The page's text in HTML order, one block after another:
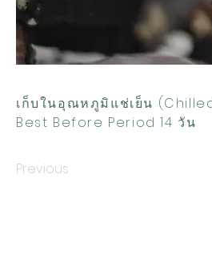
เก็บในอุณหภูมิแช่เย็น
Best Before Period 14 วัน
Previous